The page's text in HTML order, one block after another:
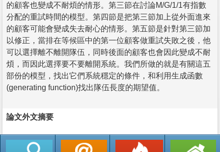
的顧客也變成不耐煩的情形。第三節在討論M/G/1/1有指數
分配的重試時間的模型。第四節是把第三節加上從外面進來
的顧客可能會變成失去耐心的情形。第五節是針對第三節加
以修正，當排在等候區中的第一位顧客做重試失敗之後，他
可以選擇離不離開隊伍，同時後面的顧客也會因此變成不耐
煩，而因此選擇要不要離開系統。我們所做的就是有關這五
部份的模型，找出它們系統穩定的條件，和利用生成函數
(generating function)找出隊伍長度的期望值。
論文外文摘要